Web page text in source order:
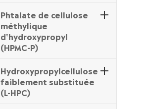
Phtalate de cellulose
méthylique
d'hydroxypropyl
(HPMC-P)
Hydroxypropylcellulose
faiblement substituée
(L-HPC)